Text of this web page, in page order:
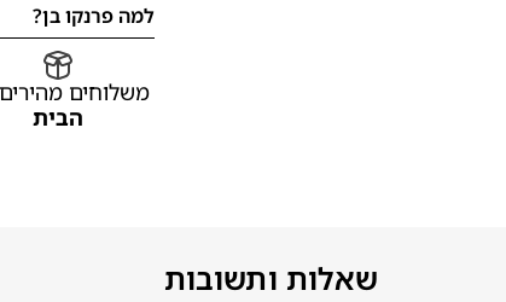
למה פרנקו בן?
משלוחים
הבית
שאלות ותשובות